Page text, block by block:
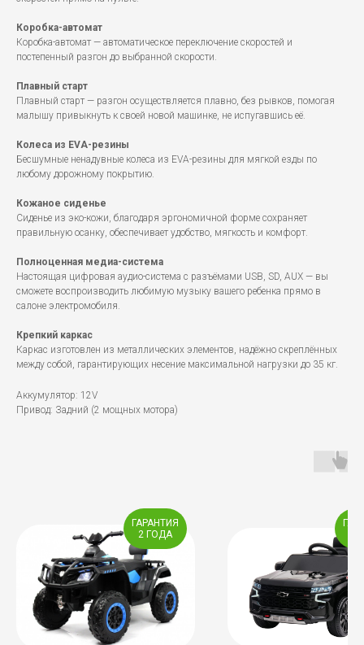
Коробка-автомат
Коробка-автомат — автоматическое переключение скоростей и
постепенный разгон до выбранной скорости.
Плавный старт
Плавный старт — разгон осуществляется плавно, без рывков, помогая
малышу привыкнуть к своей новой машинке, не испугавшись её.
Колеса из EVA-резины
Бесшумные ненадувные колеса из EVA-резины для мягкой езды по
любому дорожному покрытию.
Кожаное сиденье
Сиденье из эко-кожи, благодаря эргономичной форме сохраняет
правильную осанку, обеспечивает удобство, мягкость и комфорт.
Полноценная медиа-система
Настоящая цифровая аудио-система с разъёмами USB, SD, AUX — вы
сможете воспроизводить любимую музыку вашего ребенка прямо в
салоне электромобиля.
Крепкий каркас
Каркас изготовлен из металлических элементов, надёжно скреплённых
между собой, гарантирующих несение максимальной нагрузки до 35 кг.
Аккумулятор: 12V
Привод: Задний (2 мощных мотора)
ГАРАНТИЯ
2 ГОДA